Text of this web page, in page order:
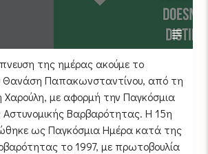
της ημέρας ακούμε το
Θανάση Παπακωνσταντίνου, από τη
Χαρούλη, με αφορμή την Παγκόσμια
Βαρβαρότητας. Η 15η
ως Παγκόσμια Ημέρα κατά της
το 1997, με πρωτοβουλία